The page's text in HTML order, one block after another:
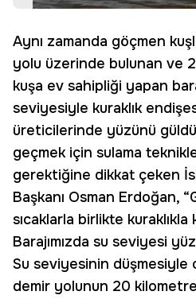
Aynı zamanda göçmen
yolu üzerinde bulunan ve
kuşa ev sahipliği yapan
seviyesiyle kuraklık
üreticilerinde yüzünü
geçmek için sulama
gerektiğine dikkat çeken
Başkanı Osman Erdoğan,
sıcaklarla birlikte kuraklıkla
Barajımızda su seviyesi
Su seviyesinin düşmesiyle
demir yolunun 20